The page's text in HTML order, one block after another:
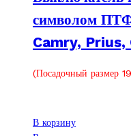
символом
Camry, Prius,
(Посадочный размер
В корзину